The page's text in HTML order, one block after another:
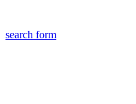
search form